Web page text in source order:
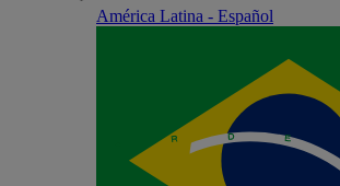
América Latina - Español